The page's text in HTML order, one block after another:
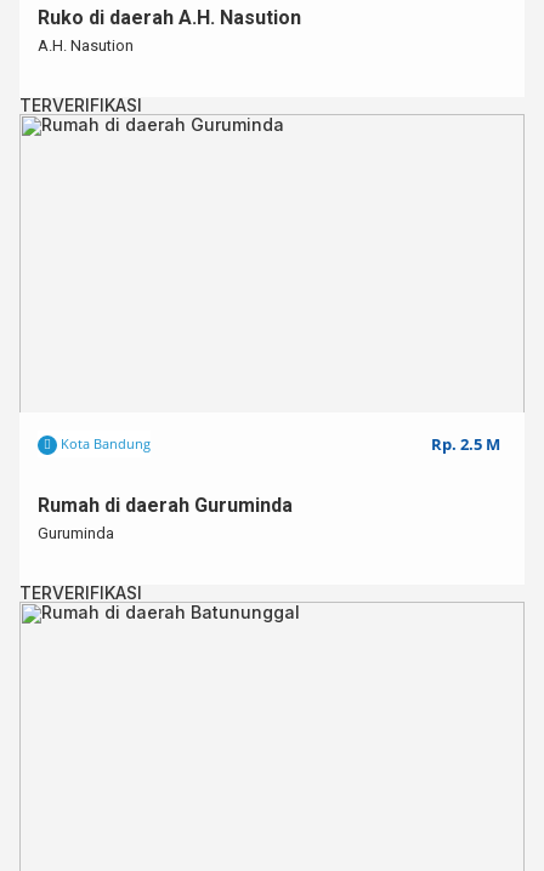
Ruko di daerah A.H. Nasution
A.H. Nasution
TERVERIFIKASI
Kota Bandung Rp. 2.5 M
Rumah di daerah Guruminda
Guruminda
TERVERIFIKASI